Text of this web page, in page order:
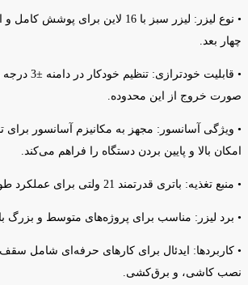
• نوع لیزر: لیزر سبز با 16 لاین برای
چهار بعد.
• قابلیت
صورت خروج از این محدوده.
• ویژگی آسانسور: مجهز به مکانیزم آسانسور برای
امکان بالا و پایین بردن دستگاه را فراهم می‌کند.
• منبع تغذیه: باتری قدرتمند 21 ولتی برای عملکرد طولانی‌مدت.
• برد لیزر: مناسب برای پروژه‌های متوسط و بزرگ
• کاربردها: ایدئال برای کارهای حرفه‌ای شامل
نصب کاشی، و برق‌کشی.